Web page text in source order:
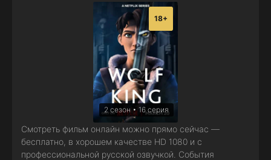
2 сезон • 16 серия
18+
Смотреть фильм онлайн можно прямо сейчас —
бесплатно, в хорошем качестве HD 1080 и с
профессиональной русской озвучкой. События